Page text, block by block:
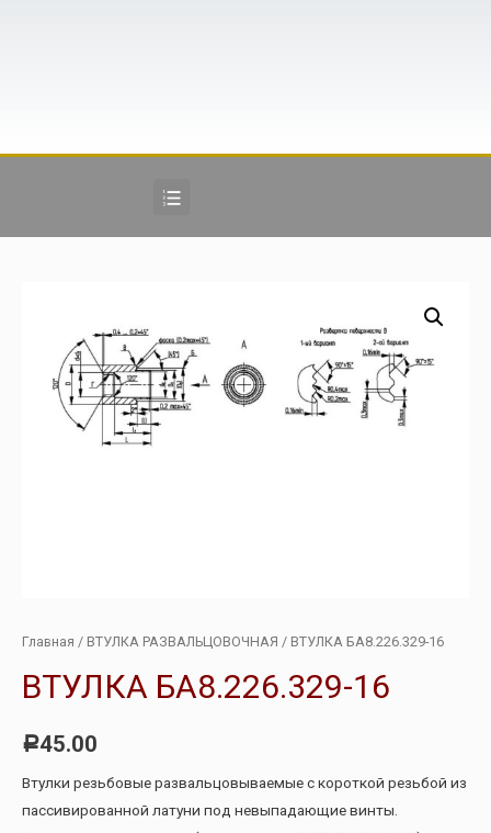
Главная / ВТУЛКА РАЗВАЛЬЦОВОЧНАЯ / ВТУЛКА БА8.226.329-16
ВТУЛКА БА8.226.329-16
Р45.00
Втулки резьбовые развальцовываемые с короткой резьбой из
пассивированной латуни под невыпадающие винты.